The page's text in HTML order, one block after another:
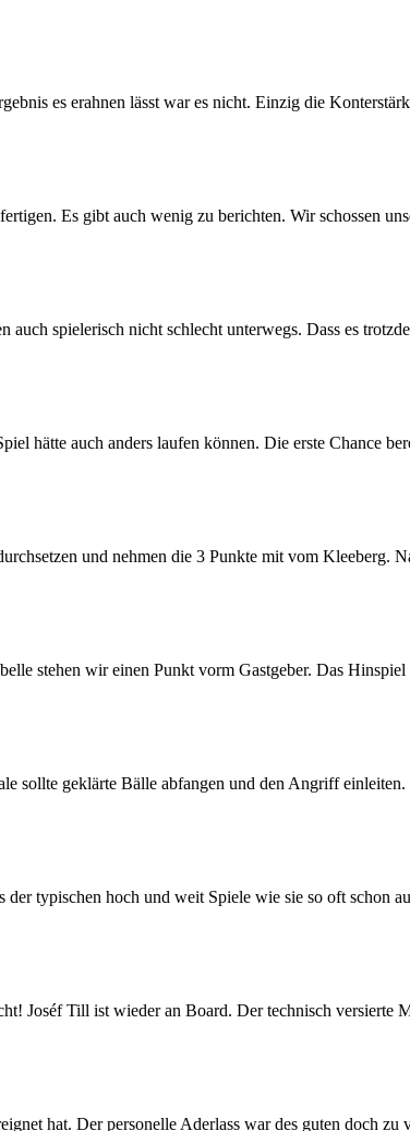
es erahnen lässt war es nicht. Einzig die
Es gibt auch wenig zu berichten. Wir schossen
spielerisch nicht schlecht unterwegs. Dass es
hätte auch anders laufen können. Die erste Chance
und nehmen die 3 Punkte mit vom Kleeberg.
stehen wir einen Punkt vorm Gastgeber. Das
geklärte Bälle abfangen und den Angriff einleiten.
typischen hoch und weit Spiele wie sie so oft schon
Joséf Till ist wieder an Board. Der technisch versierte
hat. Der personelle Aderlass war des guten doch zu